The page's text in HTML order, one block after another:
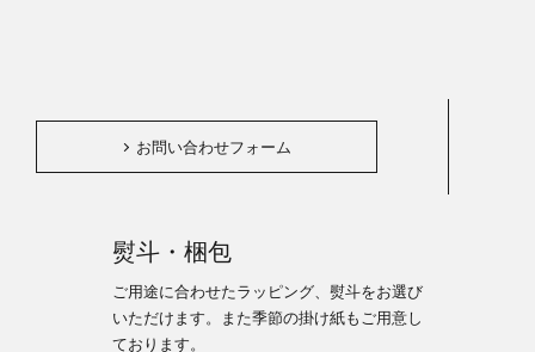
お問い合わせフォーム
熨斗・梱包
ご用途に合わせたラッピング、熨斗をお選び
いただけます。また季節の掛け紙もご用意し
ております。